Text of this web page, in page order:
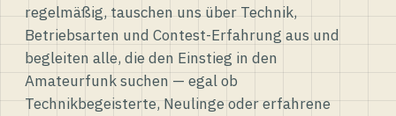
regelmäßig, tauschen uns über Technik,
Betriebsarten und Contest-Erfahrung aus und
begleiten alle, die den Einstieg in den
Amateurfunk suchen — egal ob
Technikbegeisterte, Neulinge oder erfahrene